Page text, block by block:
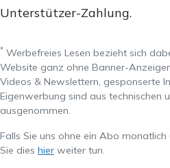
Unterstützer-Zahlung.
* Werbefreies Lesen bezieht sich
Website ganz ohne Banner-
Videos & Newslettern, gesponserte
Eigenwerbung sind aus technischen
ausgenommen.
Falls Sie uns ohne ein Abo
Sie dies hier weiter tun.